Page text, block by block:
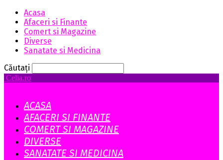
Acasa
Afaceri si Finante
Comert si Magazine
Diverse
Sanatate si Medicina
Căutați
Celia.ro
ACASA
AFACERI SI FINANTE
COMERT SI MAGAZINE
DIVERSE
SANATATE SI MEDICINA